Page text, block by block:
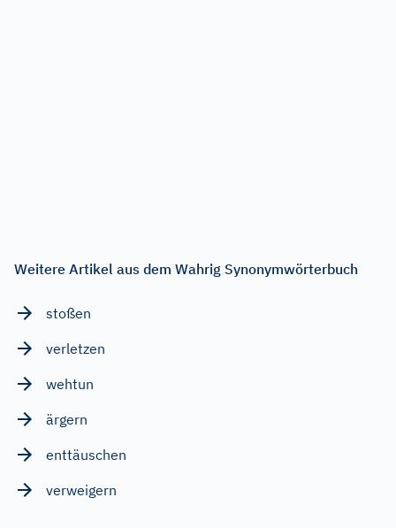
Weitere Artikel aus dem Wahrig Synonymwörterbuch
stoßen
verletzen
wehtun
ärgern
enttäuschen
verweigern